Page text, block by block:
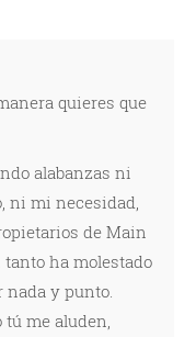
quieres que
alabanzas ni
ni mi necesidad,
de Main
ha molestado
nada y punto.
tú me aluden,